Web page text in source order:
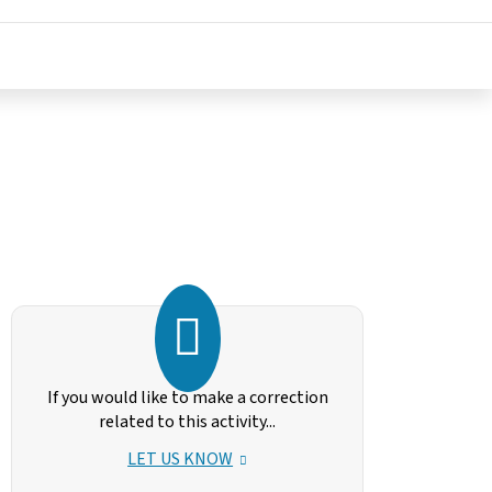
If you would like to make a correction
related to this activity...
LET US KNOW